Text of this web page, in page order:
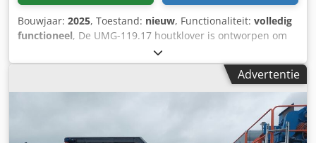
Bouwjaar: 2025, Toestand: nieuw, Functionaliteit: volledig
functioneel, De UMG-119.17 houtklover is ontworpen om
2,5 meter lange boomstammen doormidden te zagen. De
stammen worden loodrecht op de bewegingsrichting in de
machine gevoerd, wat zorgt voor een hoge zaagefficiëntie,
20 sneden per minuut. Chodpfx Anewd Nu Eokea
Advertentie